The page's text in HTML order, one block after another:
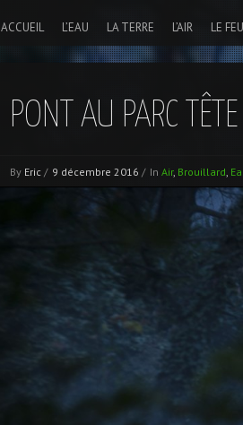
ACCUEIL L’EAU LA TERRE L’AIR LE FEU
PONT AU PARC TÊTE
By Eric / 9 décembre 2016 / In Air, Brouillard,